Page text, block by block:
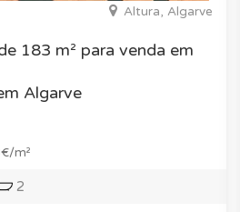
Altura, Algarve
183 m² para venda em
Algarve
m²
2